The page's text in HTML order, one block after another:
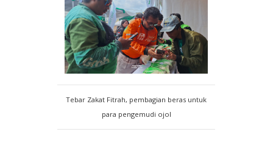
Tebar Zakat Fitrah, pembagian beras untuk
para pengemudi ojol